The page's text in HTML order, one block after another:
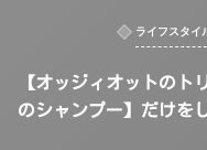
ライフスタイ
【オッジィオットの
のシャンプー】だけを